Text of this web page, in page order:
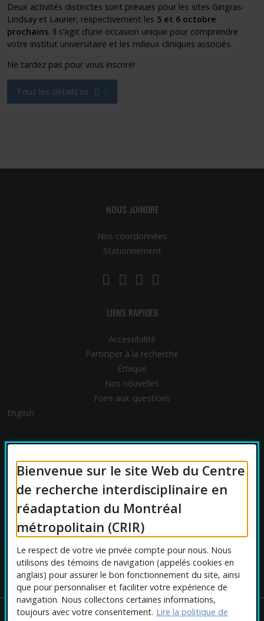
Bienvenue sur le site Web du Centre
de recherche interdisciplinaire en
réadaptation du Montréal
métropolitain (CRIR)
Le respect de votre vie privée compte pour nous. Nous
utilisons des témoins de navigation (appelés cookies en
anglais) pour assurer le bon fonctionnement du site, ainsi
que pour personnaliser et faciliter votre expérience de
navigation. Nous collectons certaines informations,
toujours avec votre consentement. Lire la politique de
Deux activités distinctes sont prévues pour les sites Gingras-
Lindsay et Laurier, respectivement les 5 et 6 octobre
prochains. Il s’agit d’une occasion unique pour comprendre
votre institut universitaire et les milieux cliniques associés.
Ne tardez pas pour vous inscrire!
Tous les détails ici
Ce lien s'ouvrira dans une nouvelle fenêtre"
NOUS JOINDRE
Nos coordonnées
Stationnement
LinkedIn
YouTube
Twitter
LIENS RAPIDES
Accessibilité
Participer à la recherche
Éthique
Nos nouvelles
Foire aux questions
English
AFFILIATIONS UNIVERSITAIRES
Copyright © 2026 CRIR . Tous droits réservés.